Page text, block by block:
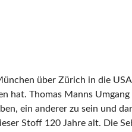
über Zürich in die
hat. Thomas Manns
ein anderer zu sein und
Stoff 120 Jahre alt. Die